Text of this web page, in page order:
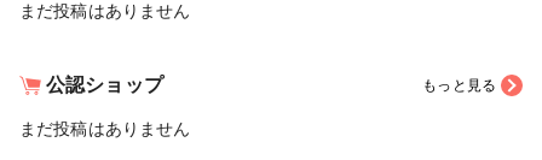
まだ投稿はありません
公認ショップ もっと見る
まだ投稿はありません